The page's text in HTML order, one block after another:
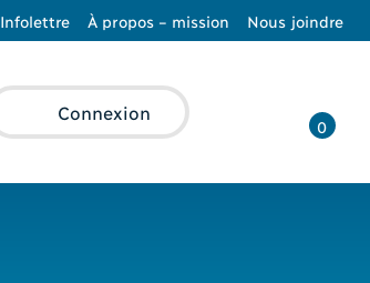
Infolettre À propos – mission Nous joindre
Connexion
0